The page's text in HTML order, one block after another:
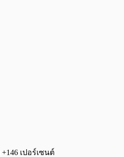
+146 เปอร์เซนต์